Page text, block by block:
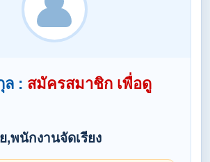
ล : สมัครสมาชิก เพื่อดู
พนักงานจัดเรียง